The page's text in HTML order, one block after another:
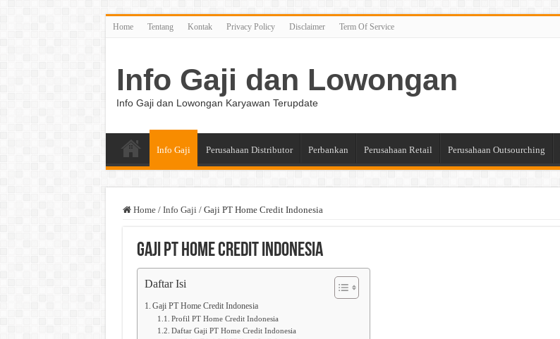
Home Tentang Kontak Privacy Policy Disclaimer Term Of Service
Info Gaji dan Lowongan
Info Gaji dan Lowongan Karyawan Terupdate
Info Gaji Perusahaan Distributor Perbankan Perusahaan Retail Perusahaan Outsourching
Home / Info Gaji / Gaji PT Home Credit Indonesia
Gaji PT Home Credit Indonesia
Daftar Isi
Gaji PT Home Credit Indonesia
Profil PT Home Credit Indonesia
Daftar Gaji PT Home Credit Indonesia